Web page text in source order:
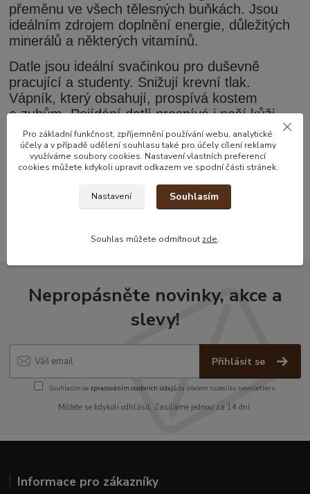
přeměnu ve všech tělesných buňkách. Jsou
ideálním zdrojem doplnění energie, důležitých
minerálů a některých vitamínů.
Datle jsou ideální svačinkou pro duševně
pracující a studenty. Snižují krevní tlak.
Vápník, který obsahují, prospívá kostem
a zubům. Pojídání datlí prospívá i naší kůži
a vlasům.
Zboží zařazeno v kategoriích
Datle a sušené plody
Nepropásněte novinky, akce a
slevy!
Přihlásit se
Souhlasím se zpracováním osobních údajůza účelem rozesílky newsletteru.
Můžete se kdykoli odhlásit. Zasíláme jednou za 14 dní.
Informace pro zákazníky
Pro základní funkčnost, zpříjemnění používání webu, analytické
účely a v případě udělení souhlasu také pro účely cílení reklamy
využíváme soubory cookies. Nastavení vlastních preferencí
cookies můžete kdykoli upravit odkazem ve spodní části stránek.
Nastavení Souhlasím
Souhlas můžete odmítnout zde.